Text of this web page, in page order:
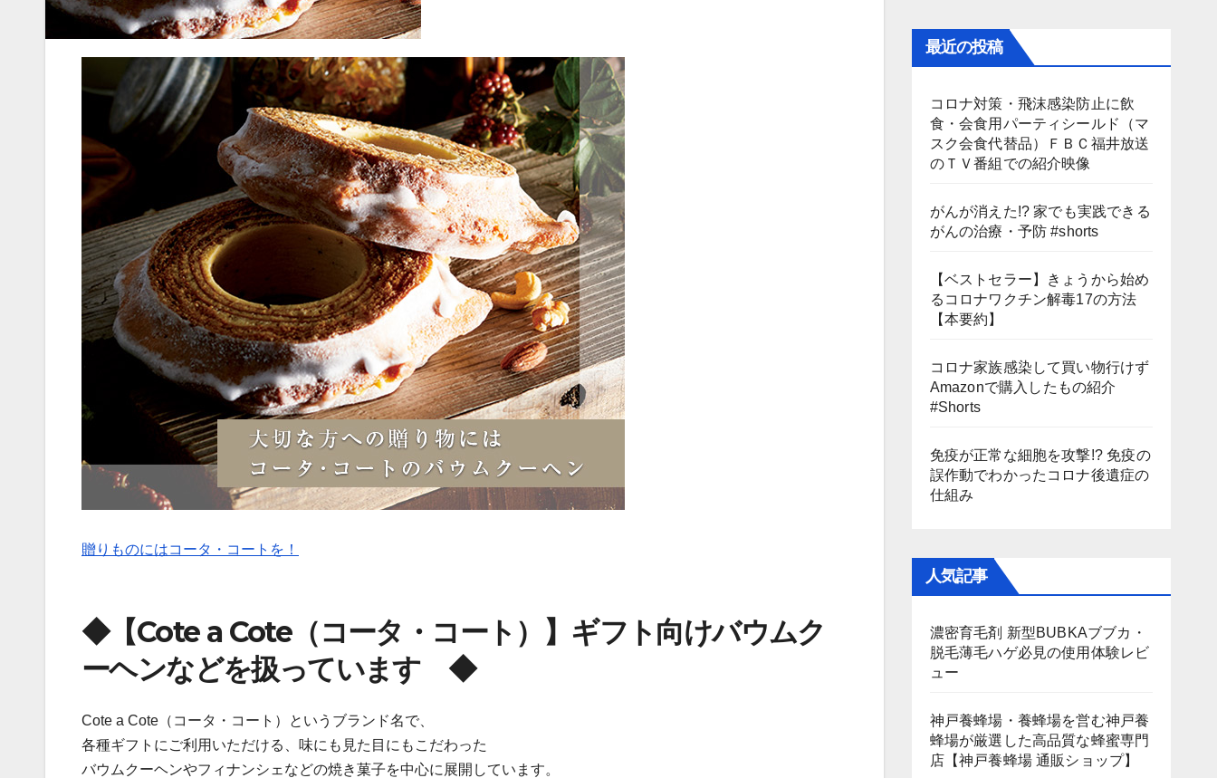
贈りものにはコータ・コートを！
◆【Cote a Cote（コータ・コート）】ギフト向けバウムク
ーヘンなどを扱っています ◆
Cote a Cote（コータ・コート）というブランド名で、
各種ギフトにご利用いただける、味にも見た目にもこだわった
バウムクーヘンやフィナンシェなどの焼き菓子を中心に展開しています。
最近の投稿
コロナ対策・飛沫感染防止に飲
食・会食用パーティシールド（マ
スク会食代替品）ＦＢＣ福井放送
のＴＶ番組での紹介映像
がんが消えた!? 家でも実践できる
がんの治療・予防 #shorts
【ベストセラー】きょうから始め
るコロナワクチン解毒17の方法
【本要約】
コロナ家族感染して買い物行けず
Amazonで購入したもの紹介
#Shorts
免疫が正常な細胞を攻撃!? 免疫の
誤作動でわかったコロナ後遺症の
仕組み
人気記事
濃密育毛剤 新型BUBKAブブカ・
脱毛薄毛ハゲ必見の使用体験レビ
ュー
神戸養蜂場・養蜂場を営む神戸養
蜂場が厳選した高品質な蜂蜜専門
店【神戸養蜂場 通販ショップ】